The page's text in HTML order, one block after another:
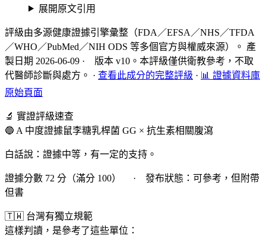
展開原文引用
評級由多源健康證據引擎彙整（FDA／EFSA／NHS／TFDA
／WHO／PubMed／NIH ODS 等多個官方與權威來源）。 產
製日期 2026-06-09 · 版本 v10。本評級僅供衛教參考，不取
代醫師診斷與處方。 · 查看此成分的完整評級 · 📊 證據資料庫
原始頁面
🔬 實證評級速查
🔵 A 中度證據鼠李糖乳桿菌 GG × 抗生素相關腹瀉
白話說：證據中等，有一定的支持。
證據分數 72 分（滿分 100） · 發布狀態：可參考，但附帶
但書
🇹🇼 台灣有獨立規範
這樣判讀，是參考了這些單位：